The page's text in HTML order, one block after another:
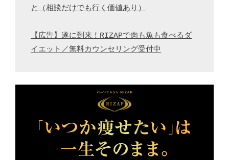
と（相談だけでも行く価値あり）
【広告】遂に到来！RIZAPで肉も魚も食べるダ
イエット／無料カウンセリング受付中